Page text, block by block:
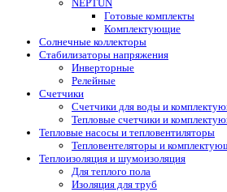
NEPTUN
Готовые комплекты
Комплектующие
Солнечные коллекторы
Стабилизаторы напряжения
Инверторные
Релейные
Счетчики
Счетчики для воды и
Тепловые счетчики и
Тепловые насосы и тепловентиляторы
Тепловентеляторы и
Теплоизоляция и шумоизоляция
Для теплого пола
Изоляция для труб